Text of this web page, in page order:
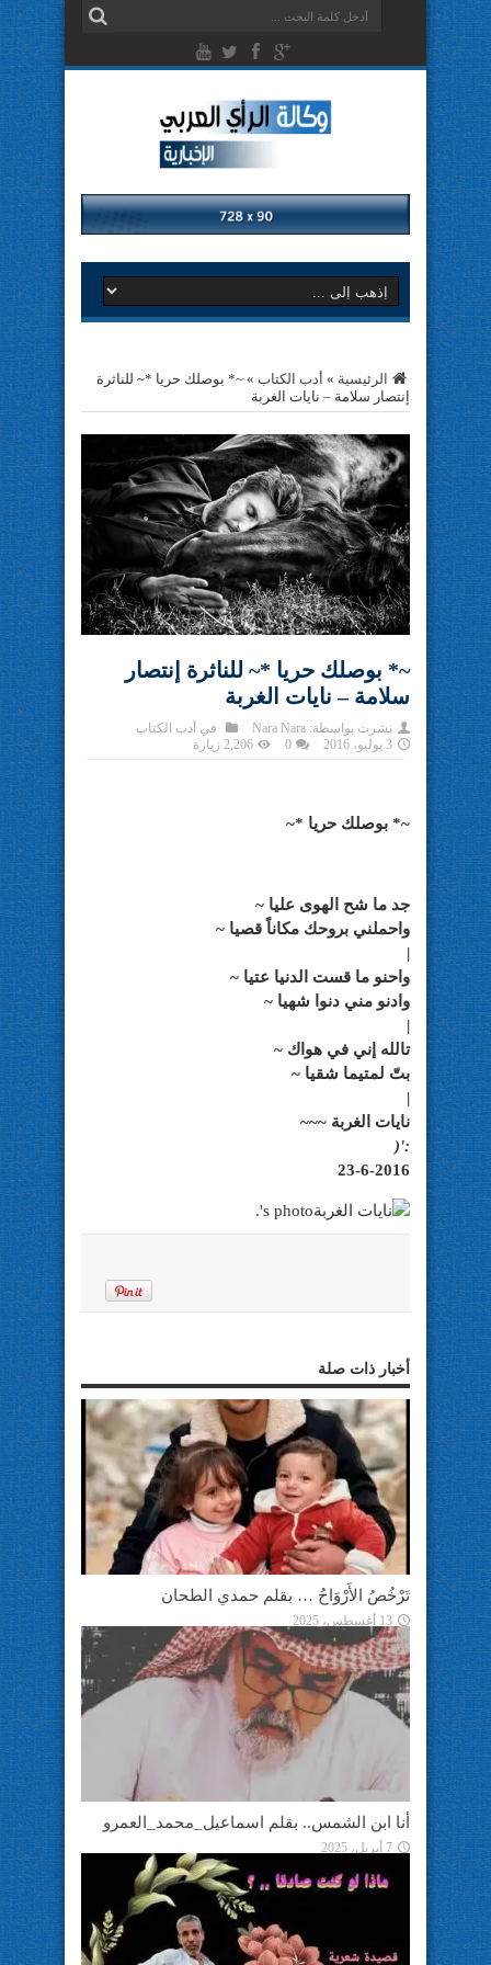
الرئيسية » أدب الكتاب » ~* بوصلك حريا *~ للناثرة
إنتصار سلامة – نايات الغربة
~* بوصلك حريا *~ للناثرة إنتصار
سلامة – نايات الغربة
نشرت بواسطة: Nara Nara في أدب الكتاب
3 يوليو، 2016
0 2,206 زيارة
~* بوصلك حريا *~
جد ما شح الهوى عليا ~
واحملني بروحك مكاناً قصيا ~
|
واحنو ما قست الدنيا عتيا ~
وادنو مني دنوا شهيا ~
|
تالله إني في هواك ~
بتّ لمتيما شقيا ~
|
نايات الغربة ~~~
:'(
23-6-2016
أخبار ذات صلة
تَرْخُصُ الأَرْوَاحُ … بقلم حمدي الطحان
13 أغسطس، 2025
أنا ابن الشمس.. بقلم اسماعيل_محمد_العمرو
7 أبريل، 2025